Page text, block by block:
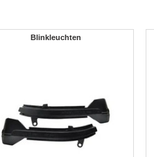
Blinkleuchten